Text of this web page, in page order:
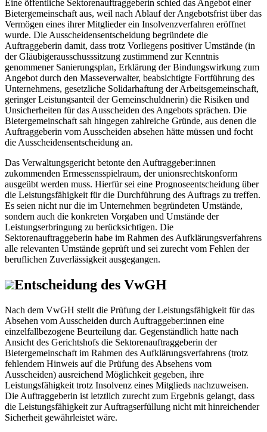
Eine öffentliche Sektorenauftraggeberin schied das Angebot einer
Bietergemeinschaft aus, weil nach Ablauf der Angebotsfrist über das
Vermögen eines ihrer Mitglieder ein Insolvenzverfahren eröffnet
wurde. Die Ausscheidensentscheidung begründete die
Auftraggeberin damit, dass trotz Vorliegens positiver Umstände (in
der Gläubigerausschusssitzung zustimmend zur Kenntnis
genommener Sanierungsplan, Erklärung der Bindungswirkung zum
Angebot durch den Masseverwalter, beabsichtigte Fortführung des
Unternehmens, gesetzliche Solidarhaftung der Arbeitsgemeinschaft,
geringer Leistungsanteil der Gemeinschuldnerin) die Risiken und
Unsicherheiten für das Ausscheiden des Angebots sprächen. Die
Bietergemeinschaft sah hingegen zahlreiche Gründe, aus denen die
Auftraggeberin vom Ausscheiden absehen hätte müssen und focht
die Ausscheidensentscheidung an.
Das Verwaltungsgericht betonte den Auftraggeber:innen
zukommenden Ermessensspielraum, der unionsrechtskonform
ausgeübt werden muss. Hierfür sei eine Prognoseentscheidung über
die Leistungsfähigkeit für die Durchführung des Auftrags zu treffen.
Es seien nicht nur die im Unternehmen begründeten Umstände,
sondern auch die konkreten Vorgaben und Umstände der
Leistungserbringung zu berücksichtigen. Die
Sektorenauftraggeberin habe im Rahmen des Aufklärungsverfahrens
alle relevanten Umstände geprüft und sei zurecht vom Fehlen der
beruflichen Zuverlässigkeit ausgegangen.
Entscheidung des VwGH
Nach dem VwGH stellt die Prüfung der Leistungsfähigkeit für das
Absehen vom Ausscheiden durch Auftraggeber:innen eine
einzelfallbezogene Beurteilung dar. Gegenständlich hatte nach
Ansicht des Gerichtshofs die Sektorenauftraggeberin der
Bietergemeinschaft im Rahmen des Aufklärungsverfahrens (trotz
fehlendem Hinweis auf die Prüfung des Absehens vom
Ausscheiden) ausreichend Möglichkeit gegeben, ihre
Leistungsfähigkeit trotz Insolvenz eines Mitglieds nachzuweisen.
Die Auftraggeberin ist letztlich zurecht zum Ergebnis gelangt, dass
die Leistungsfähigkeit zur Auftragserfüllung nicht mit hinreichender
Sicherheit gewährleistet wäre.